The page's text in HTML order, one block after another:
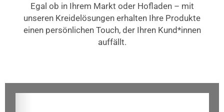
Egal ob in Ihrem Markt oder Hofladen – mit
unseren Kreidelösungen erhalten Ihre Produkte
einen persönlichen Touch, der Ihren Kund*innen
auffällt.